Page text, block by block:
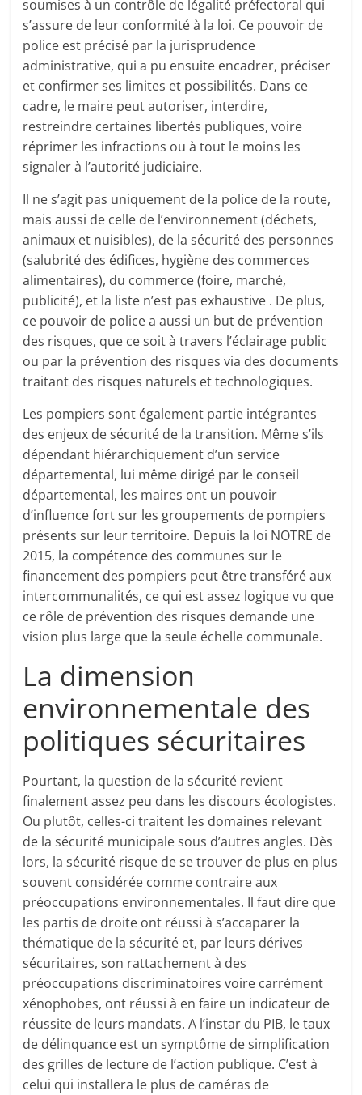
soumises à un contrôle de légalité préfectoral qui
s’assure de leur conformité à la loi. Ce pouvoir de
police est précisé par la jurisprudence
administrative, qui a pu ensuite encadrer, préciser
et confirmer ses limites et possibilités. Dans ce
cadre, le maire peut autoriser, interdire,
restreindre certaines libertés publiques, voire
réprimer les infractions ou à tout le moins les
signaler à l’autorité judiciaire.
Il ne s’agit pas uniquement de la police de la route,
mais aussi de celle de l’environnement (déchets,
animaux et nuisibles), de la sécurité des personnes
(salubrité des édifices, hygiène des commerces
alimentaires), du commerce (foire, marché,
publicité), et la liste n’est pas exhaustive . De plus,
ce pouvoir de police a aussi un but de prévention
des risques, que ce soit à travers l’éclairage public
ou par la prévention des risques via des documents
traitant des risques naturels et technologiques.
Les pompiers sont également partie intégrantes
des enjeux de sécurité de la transition. Même s’ils
dépendant hiérarchiquement d’un service
départemental, lui même dirigé par le conseil
départemental, les maires ont un pouvoir
d’influence fort sur les groupements de pompiers
présents sur leur territoire. Depuis la loi NOTRE de
2015, la compétence des communes sur le
financement des pompiers peut être transféré aux
intercommunalités, ce qui est assez logique vu que
ce rôle de prévention des risques demande une
vision plus large que la seule échelle communale.
La dimension
environnementale des
politiques sécuritaires
Pourtant, la question de la sécurité revient
finalement assez peu dans les discours écologistes.
Ou plutôt, celles-ci traitent les domaines relevant
de la sécurité municipale sous d’autres angles. Dès
lors, la sécurité risque de se trouver de plus en plus
souvent considérée comme contraire aux
préoccupations environnementales. Il faut dire que
les partis de droite ont réussi à s’accaparer la
thématique de la sécurité et, par leurs dérives
sécuritaires, son rattachement à des
préoccupations discriminatoires voire carrément
xénophobes, ont réussi à en faire un indicateur de
réussite de leurs mandats. A l’instar du PIB, le taux
de délinquance est un symptôme de simplification
des grilles de lecture de l’action publique. C’est à
celui qui installera le plus de caméras de